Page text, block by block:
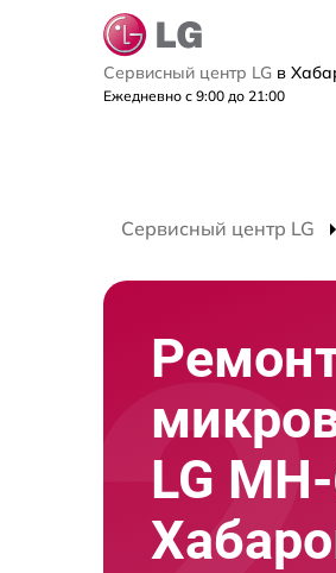
Сервисный центр LG в
Ежедневно с 9:00 до 21:00
Сервисный центр LG
LG